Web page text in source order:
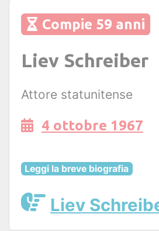
Compie 59 anni
Liev Schreiber
Attore statunitense
4 ottobre 1967
Leggi la breve biografia
Liev